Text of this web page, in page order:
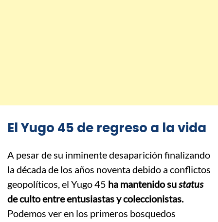
El Yugo 45 de regreso a la vida
A pesar de su inminente desaparición finalizando
la década de los años noventa debido a conflictos
geopolíticos, el Yugo 45 ha mantenido sustatus
de culto entre entusiastas y coleccionistas.
Podemos ver en los primeros bosquedos